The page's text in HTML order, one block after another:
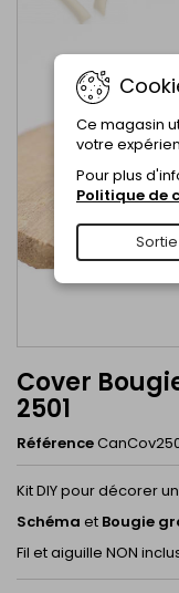
Cover
2501
Référence
Kit DIY pour décorer
Schéma et Bougie
Fil et aiguille NON
Ce magasin
votre
Pour plus
Politique de
Sortie